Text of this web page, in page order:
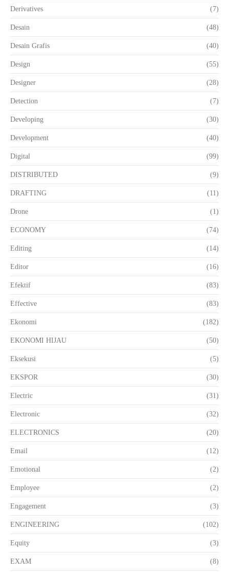
Derivatives (7)
Desain (48)
Desain Grafis (40)
Design (55)
Designer (28)
Detection (7)
Developing (30)
Development (40)
Digital (99)
DISTRIBUTED (9)
DRAFTING (11)
Drone (1)
ECONOMY (74)
Editing (14)
Editor (16)
Efektif (83)
Effective (83)
Ekonomi (182)
EKONOMI HIJAU (50)
Eksekusi (5)
EKSPOR (30)
Electric (31)
Electronic (32)
ELECTRONICS (20)
Email (12)
Emotional (2)
Employee (2)
Engagement (3)
ENGINEERING (102)
Equity (3)
EXAM (8)